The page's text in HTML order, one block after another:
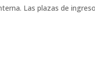
Las plazas de